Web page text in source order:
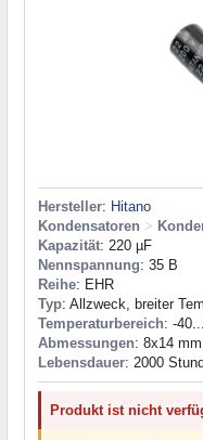
Hersteller: Hitano
Kondensatoren >
Kapazität: 220 µF
Nennspannung: 35 В
Reihe: EHR
Typ: Allzweck, breiter
Temperaturbereich: -
Abmessungen: 8x14 mm
Lebensdauer: 2000
Produkt ist nicht